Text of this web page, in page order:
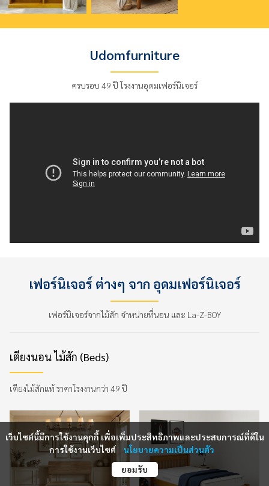
เว็บไซต์นี้มีการใช้งานคุกกี้ เพื่อเพิ่มประสิทธิภาพและประสบการณ์ที่ดีใน
การใช้งานเว็บไซต์
นโยบายความเป็นส่วนตัว
ยอมรับ
Udomfurniture
ครบรอบ 49 ปี โรงงานอุดมเฟอร์นิเจอร์
เฟอร์นิเจอร์ ต่างๆ จาก อุดมเฟอร์นิเจอร์
เฟอร์นิเจอร์จากไม้สัก จำหน่ายที่นอน และ La-Z-BOY
เตียงนอน ไม้สัก (Beds)
เตียงไม้สักแท้ ราคาโรงงานกว่า 49 ปี